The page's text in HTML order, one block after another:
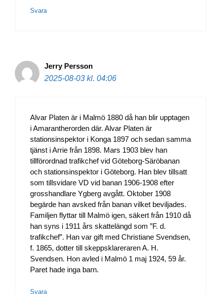
Svara
Jerry Persson
2025-08-03 kl. 04:06
Alvar Platen är i Malmö 1880 då han blir upptagen
i Amarantherorden där. Alvar Platen är
stationsinspektor i Konga 1897 och sedan samma
tjänst i Arrie från 1898. Mars 1903 blev han
tillförordnad trafikchef vid Göteborg-Säröbanan
och stationsinspektor i Göteborg. Han blev tillsatt
som tillsvidare VD vid banan 1906-1908 efter
grosshandlare Ygberg avgått. Oktober 1908
begärde han avsked från banan vilket beviljades.
Familjen flyttar till Malmö igen, säkert från 1910 då
han syns i 1911 års skattelängd som ”F. d.
trafikchef”. Han var gift med Christiane Svendsen,
f. 1865, dotter till skeppsklareraren A. H.
Svendsen. Hon avled i Malmö 1 maj 1924, 59 år.
Paret hade inga barn.
Svara